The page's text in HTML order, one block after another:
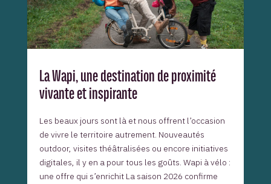
La Wapi, une destination de proximité
vivante et inspirante
Les beaux jours sont là et nous offrent l’occasion
de vivre le territoire autrement. Nouveautés
outdoor, visites théâtralisées ou encore initiatives
digitales, il y en a pour tous les goûts. Wapi à vélo :
une offre qui s’enrichit La saison 2026 confirme